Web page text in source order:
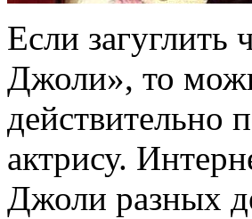
Если
Джоли», то
действительно
актрису.
Джоли разных